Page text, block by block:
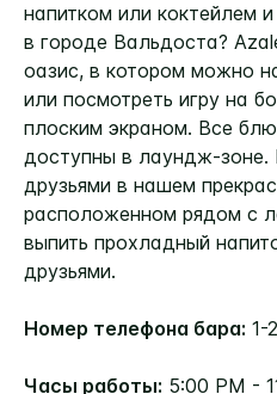
напитком или коктейлем
в городе Вальдоста?
оазис, в котором можно
или посмотреть игру на
плоским экраном. Все
доступны в лаундж-зоне.
друзьями в нашем
расположенном рядом с
выпить прохладный
друзьями.
Номер телефона бара: 1-
Часы работы: 5:00 PM -